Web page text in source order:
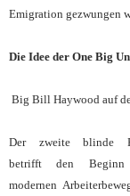
Emigration gezwungen
Die Idee der One Big
Big Bill Haywood auf
Der zweite blinde
betrifft den
modernen